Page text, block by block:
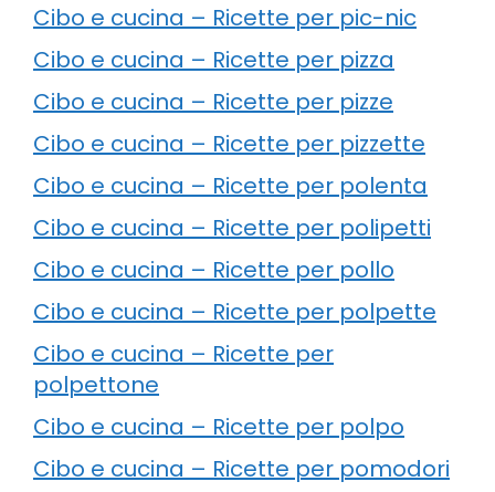
Cibo e cucina – Ricette per pic-nic
Cibo e cucina – Ricette per pizza
Cibo e cucina – Ricette per pizze
Cibo e cucina – Ricette per pizzette
Cibo e cucina – Ricette per polenta
Cibo e cucina – Ricette per polipetti
Cibo e cucina – Ricette per pollo
Cibo e cucina – Ricette per polpette
Cibo e cucina – Ricette per
polpettone
Cibo e cucina – Ricette per polpo
Cibo e cucina – Ricette per pomodori